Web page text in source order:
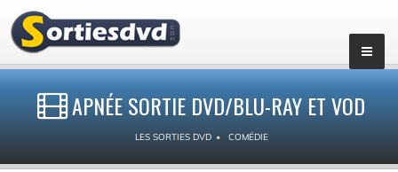
APNÉE SORTIE DVD/BLU-RAY ET VOD
LES SORTIES DVD COMÉDIE